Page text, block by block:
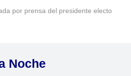
por prensa del presidente electo
Noche